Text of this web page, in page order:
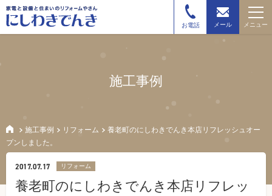
お電話 メール メニュー
施工事例
施工事例 リフォーム
養老町のにしわきでんき本店リフレッシュオー
プンしました。
2017.07.17 リフォーム
養老町のにしわきでんき本店リフレッ